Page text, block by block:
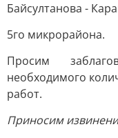
Байсултанова -
5го микрорайона.
Просим
необходимого
работ.
Приносим